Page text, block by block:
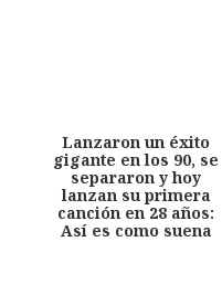
Lanzaron un éxito
gigante en los 90, se
separaron y hoy
lanzan su primera
canción en 28 años:
Así es como suena